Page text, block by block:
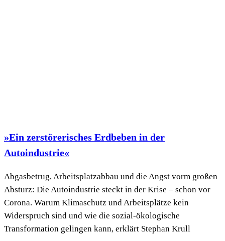
»Ein zerstörerisches Erdbeben in der
Autoindustrie«
Abgasbetrug, Arbeitsplatzabbau und die Angst vorm großen
Absturz: Die Autoindustrie steckt in der Krise – schon vor
Corona. Warum Klimaschutz und Arbeitsplätze kein
Widerspruch sind und wie die sozial-ökologische
Transformation gelingen kann, erklärt Stephan Krull